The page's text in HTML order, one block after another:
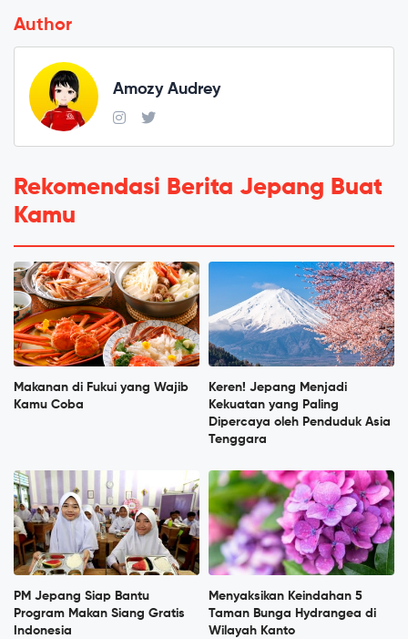
Author
Amozy Audrey
Rekomendasi Berita Jepang Buat
Kamu
Makanan di Fukui yang Wajib
Kamu Coba
Keren! Jepang Menjadi
Kekuatan yang Paling
Dipercaya oleh Penduduk Asia
Tenggara
PM Jepang Siap Bantu
Program Makan Siang Gratis
Indonesia
Menyaksikan Keindahan 5
Taman Bunga Hydrangea di
Wilayah Kanto